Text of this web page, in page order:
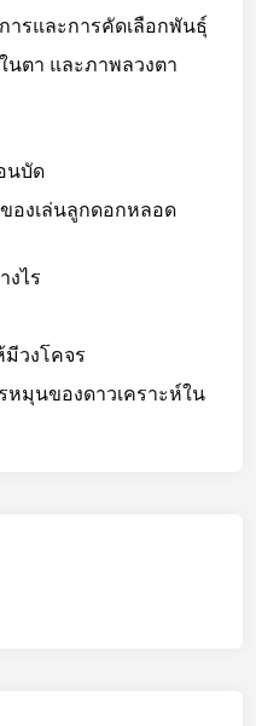
ารและการคัดเลือกพันธุ์
นตา และภาพลวงตา
นบัด
องเล่นลูกดอกหลอด
งไร
วงโคจร
มุนของดาวเคราะห์ใน